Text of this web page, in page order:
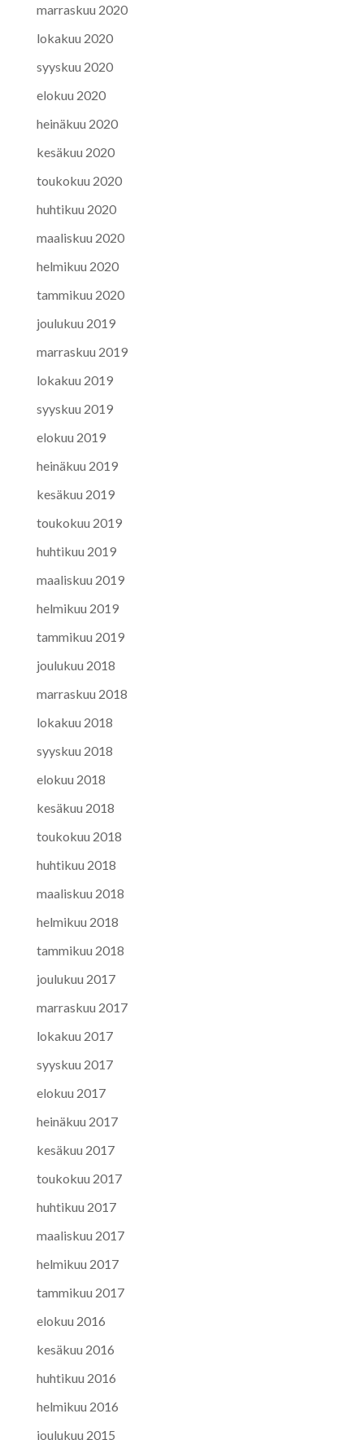
marraskuu 2020
lokakuu 2020
syyskuu 2020
elokuu 2020
heinäkuu 2020
kesäkuu 2020
toukokuu 2020
huhtikuu 2020
maaliskuu 2020
helmikuu 2020
tammikuu 2020
joulukuu 2019
marraskuu 2019
lokakuu 2019
syyskuu 2019
elokuu 2019
heinäkuu 2019
kesäkuu 2019
toukokuu 2019
huhtikuu 2019
maaliskuu 2019
helmikuu 2019
tammikuu 2019
joulukuu 2018
marraskuu 2018
lokakuu 2018
syyskuu 2018
elokuu 2018
kesäkuu 2018
toukokuu 2018
huhtikuu 2018
maaliskuu 2018
helmikuu 2018
tammikuu 2018
joulukuu 2017
marraskuu 2017
lokakuu 2017
syyskuu 2017
elokuu 2017
heinäkuu 2017
kesäkuu 2017
toukokuu 2017
huhtikuu 2017
maaliskuu 2017
helmikuu 2017
tammikuu 2017
elokuu 2016
kesäkuu 2016
huhtikuu 2016
helmikuu 2016
joulukuu 2015